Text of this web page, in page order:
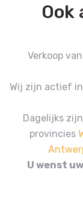
Ook
Verkoop
Wij zijn actief
Dagelijks
provincies
U wenst